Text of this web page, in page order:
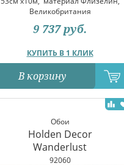
Великобритания
КУПИТЬ В 1 КЛИК
9 737 руб.
В корзину
Обои
Holden Decor
Wanderlust
92060